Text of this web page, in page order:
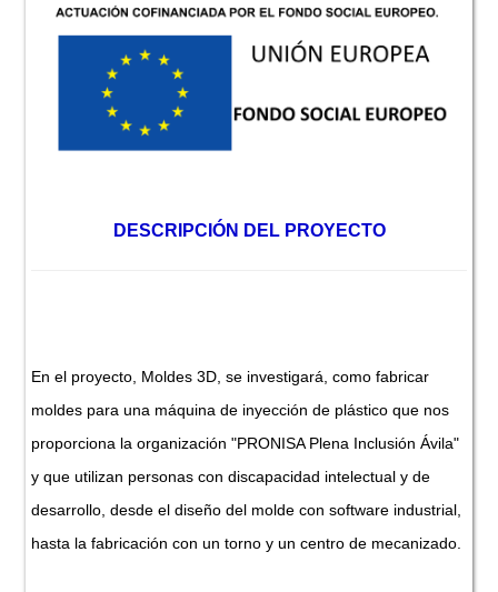
DESCRIPCIÓN DEL PROYECTO
En el proyecto, Moldes 3D, se investigará, como fabricar
moldes para una máquina de inyección de plástico que nos
proporciona la organización "PRONISA Plena Inclusión Ávila"
y que utilizan personas con discapacidad intelectual y de
desarrollo, desde el diseño del molde con software industrial,
hasta la fabricación con un torno y un centro de mecanizado.